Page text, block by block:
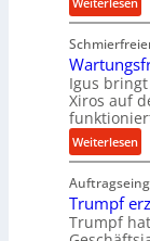
U
m
g
e
b
u
n
g
e
n
W
k
z
e
g
k
r
e
K
u
g
e
l
s
c
h
i
e
n
Igus
Xiros auf
Weiterlesen:
W
a
r
t
Trumpf
Trumpf